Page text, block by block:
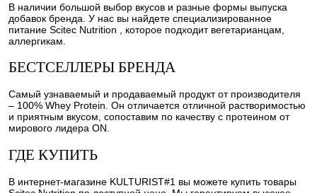
В наличии большой выбор вкусов и разные формы выпуска
добавок бренда. У нас вы найдете специализированное
питание Scitec Nutrition , которое подходит вегетарианцам,
аллергикам.
БЕСТСЕЛЛЕРЫ БРЕНДА
Самый узнаваемый и продаваемый продукт от производителя
– 100% Whey Protein. Он отличается отличной растворимостью
и приятным вкусом, сопоставим по качеству с протеином от
мирового лидера ON.
ГДЕ КУПИТЬ
В интернет-магазине KULTURIST#1 вы можете купить товары